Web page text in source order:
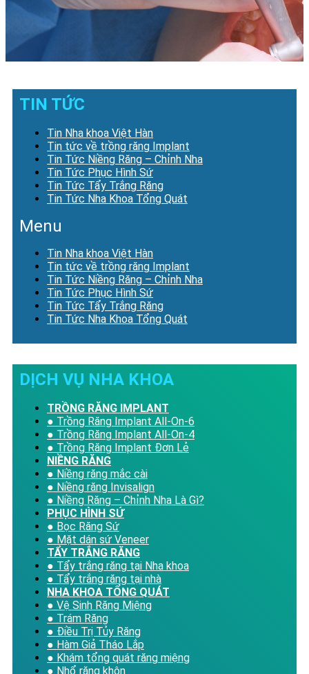
TIN TỨC
Tin Nha khoa Việt Hàn
Tin tức về trồng răng Implant
Tin Tức Niềng Răng – Chỉnh Nha
Tin Tức Phục Hình Sứ
Tin Tức Tẩy Trắng Răng
Tin Tức Nha Khoa Tổng Quát
Menu
Tin Nha khoa Việt Hàn
Tin tức về trồng răng Implant
Tin Tức Niềng Răng – Chỉnh Nha
Tin Tức Phục Hình Sứ
Tin Tức Tẩy Trắng Răng
Tin Tức Nha Khoa Tổng Quát
DỊCH VỤ NHA KHOA
TRỒNG RĂNG IMPLANT
● Trồng Răng Implant All-On-6
● Trồng Răng Implant All-On-4
● Trồng Răng Implant Đơn Lẻ
NIỀNG RĂNG
● Niềng răng mắc cài
● Niềng răng Invisalign
● Niềng Răng – Chỉnh Nha Là Gì?
PHỤC HÌNH SỨ
● Bọc Răng Sứ
● Mặt dán sứ Veneer
TẨY TRẮNG RĂNG
● Tẩy trắng răng tại Nha khoa
● Tẩy trắng răng tại nhà
NHA KHOA TỔNG QUÁT
● Vệ Sinh Răng Miệng
● Trám Răng
● Điều Trị Tủy Răng
● Hàm Giả Tháo Lắp
● Khám tổng quát răng miệng
● Nhổ răng khôn